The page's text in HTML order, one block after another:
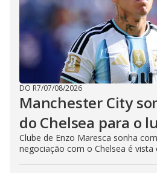
DO R7/07/08/2026
Manchester City
do Chelsea para o
Clube de Enzo Maresca sonha
negociação com o Chelsea é